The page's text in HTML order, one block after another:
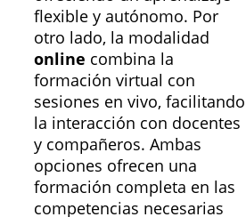
flexible y autónomo. Por
otro lado, la modalidad
online combina la
formación virtual con
sesiones en vivo, facilitando
la interacción con docentes
y compañeros. Ambas
opciones ofrecen una
formación completa en las
competencias necesarias